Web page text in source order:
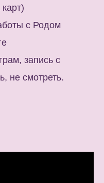
с Родом
запись с
не смотреть.